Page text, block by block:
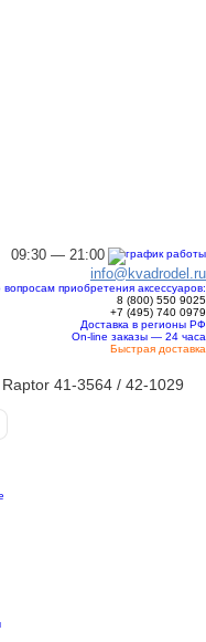
09:30 — 21:00
info@kvadrodel.ru
вопросам приобретения аксессуаров:
8 (800) 550 9025
+7 (495) 740 0979
Доставка в регионы РФ
On-line заказы — 24 часа
Быстрая доставка
41-3564 / 42-1029